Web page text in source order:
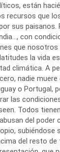
están
recursos que
sus paisanos.
con
que
la vida
climática. A
nadie muere
o Portugal,
las
Todos
del poder
subiéndose
del resto de